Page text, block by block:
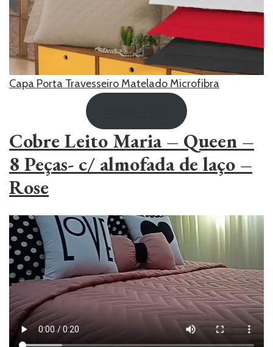
Capa Porta Travesseiro Matelado Microfibra
Cobre Leito Maria – Queen –
8 Peças- c/ almofada de laço –
Rose